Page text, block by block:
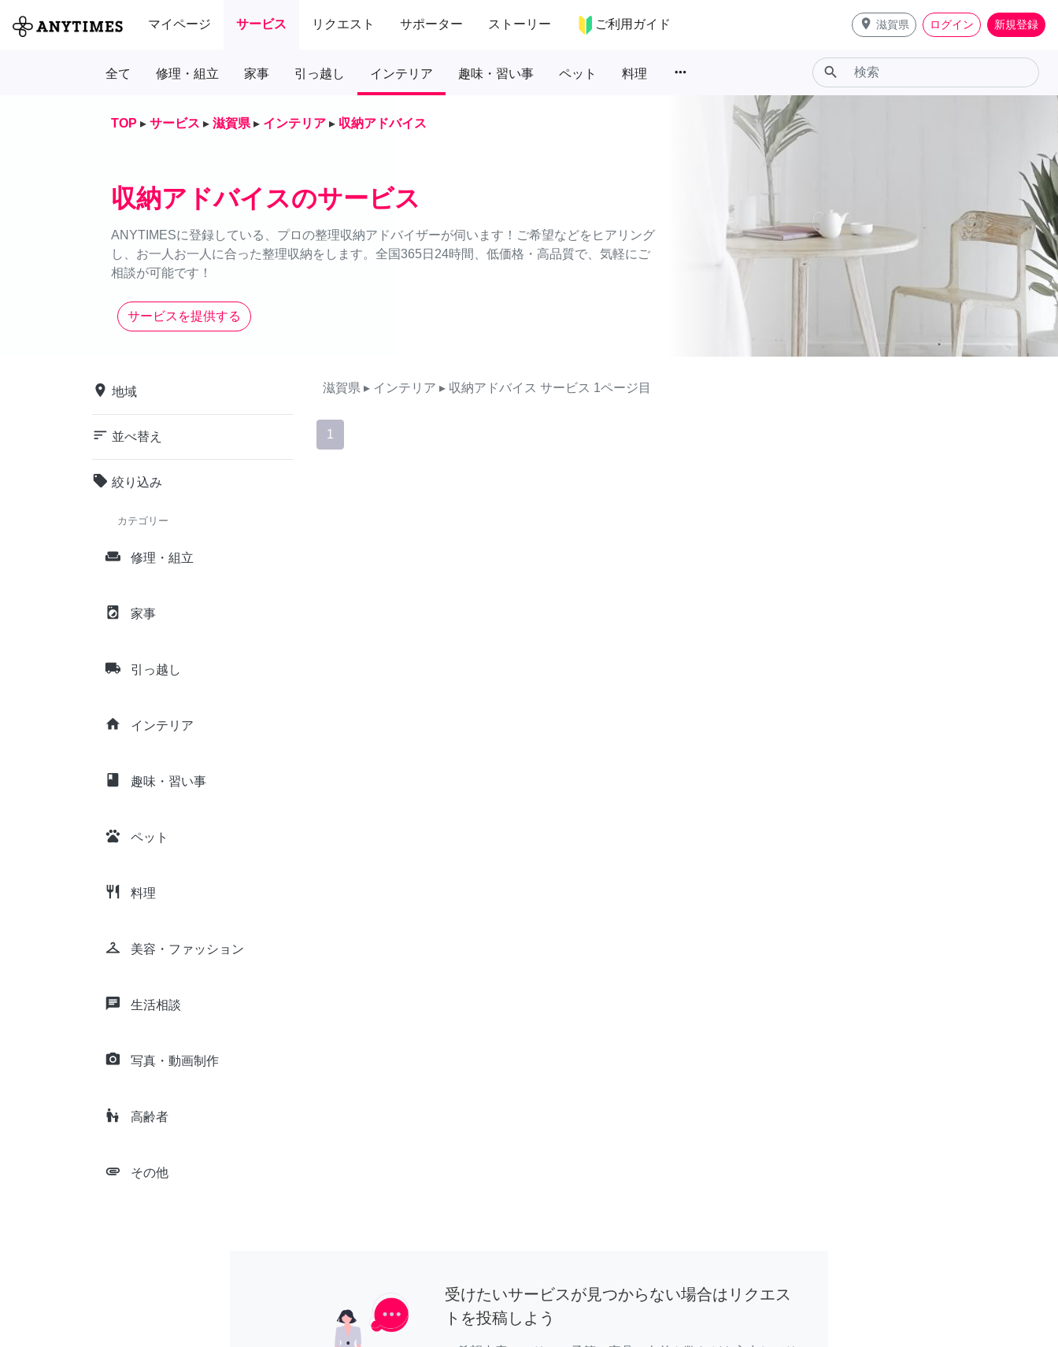
マイページ サービス リクエスト サポーター ストーリー ご利用ガイド place 滋賀県 ログイン 新規登録
全て 修理・組立 家事 引っ越し インテリア 趣味・習い事 ペット 料理 more_horiz search
TOP ▸ サービス ▸ 滋賀県 ▸ インテリア ▸ 収納アドバイス
収納アドバイスのサービス
ANYTIMESに登録している、プロの整理収納アドバイザーが伺います！ご希望などをヒアリング
し、お一人お一人に合った整理収納をします。全国365日24時間、低価格・高品質で、気軽にご
相談が可能です！
サービスを提供する
place 地域
sort 並べ替え
local_offer 絞り込み
カテゴリー
weekend 修理・組立
local_laundry_service 家事
local_shipping 引っ越し
home インテリア
class 趣味・習い事
pets ペット
restaurant 料理
checkroom 美容・ファッション
chat 生活相談
camera_alt 写真・動画制作
escalator_warning 高齢者
attachment その他
滋賀県 ▸ インテリア ▸ 収納アドバイス サービス 1ページ目
1
受けたいサービスが見つからない場合はリクエス
トを投稿しよう